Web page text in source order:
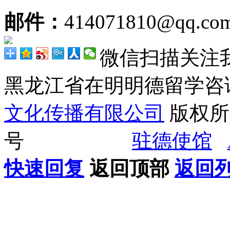
邮件：
微信扫描关注
黑龙江省在明明德留学
文化传播有限公司 版权
号
驻德使馆
快速回复 返回顶部 返回